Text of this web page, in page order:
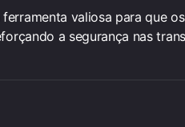
valiosa para que
a segurança nas